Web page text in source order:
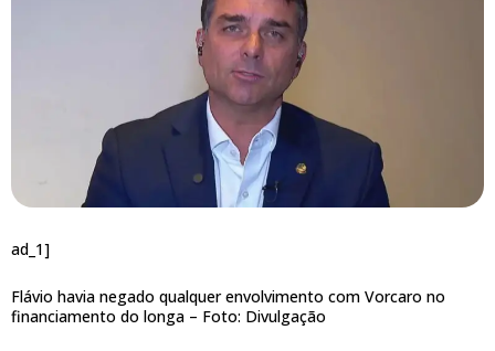
ad_1]
Flávio havia negado qualquer envolvimento com Vorcaro no
financiamento do longa – Foto: Divulgação